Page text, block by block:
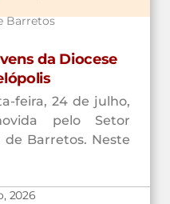
Barretos
da Diocese
feira, 24 de julho,
pelo Setor
Barretos. Neste
2026